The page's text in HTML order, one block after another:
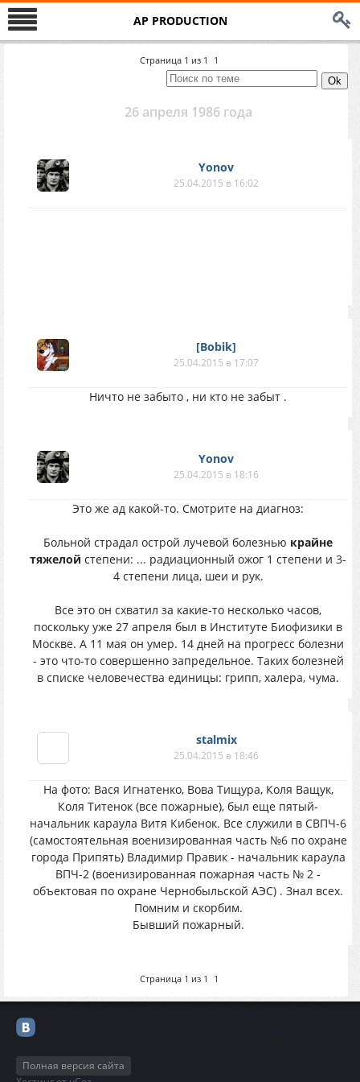
AP PRODUCTION
Страница 1 из 1 1
26 апреля 1986 года
Yonov
25.04.2015 в 16:02
[Bobik]
25.04.2015 в 17:07
Ничто не забыто , ни кто не забыт .
Yonov
25.04.2015 в 18:16
Это же ад какой-то. Смотрите на диагноз:
Больной страдал острой лучевой болезнью крайне
тяжелой степени: ... радиационный ожог 1 степени и 3-
4 степени лица, шеи и рук.
Все это он схватил за какие-то несколько часов,
поскольку уже 27 апреля был в Институте Биофизики в
Москве. А 11 мая он умер. 14 дней на прогресс болезни
- это что-то совершенно запредельное. Таких болезней
в списке человечества единицы: грипп, халера, чума.
stalmix
25.04.2015 в 18:46
На фото: Вася Игнатенко, Вова Тищура, Коля Ващук,
Коля Титенок (все пожарные), был еще пятый-
начальник караула Витя Кибенок. Все служили в СВПЧ-6
(самостоятельная военизированная часть №6 по охране
города Припять) Владимир Правик - начальник караула
ВПЧ-2 (военизированная пожарная часть № 2 -
объектовая по охране Чернобыльской АЭС) . Знал всех.
Помним и скорбим.
Бывший пожарный.
Страница 1 из 1 1
Полная версия сайта